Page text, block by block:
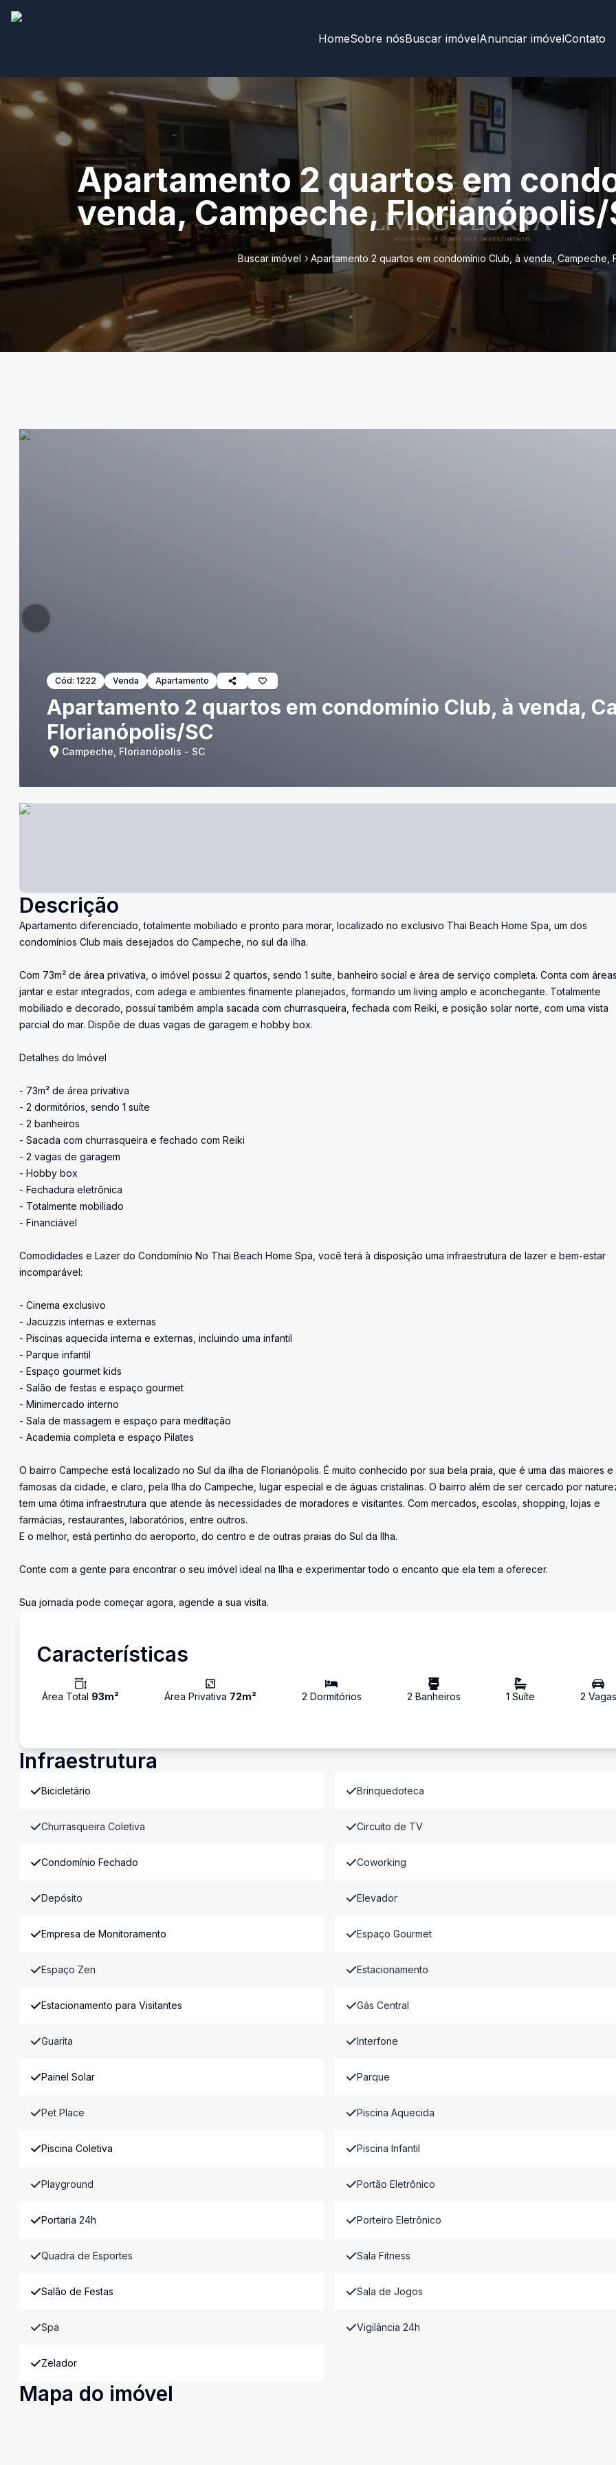
HomeSobre nósBuscar imóvelAnunciar imóvelContato
Apartamento 2 quartos em
venda, Campeche, Florianópolis/
Buscar imóvel Apartamento 2 quartos em condomínio Club, à venda, Campeche,
Cód: 1222 Venda Apartamento
Apartamento 2 quartos em condomínio Club, à venda,
Florianópolis/SC
Campeche, Florianópolis - SC
Descrição
Apartamento diferenciado, totalmente mobiliado e pronto para morar, localizado no exclusivo Thai Beach Home Spa, um dos
condomínios Club mais desejados do Campeche, no sul da ilha.
Com 73m² de área privativa, o imóvel possui 2 quartos, sendo 1 suíte, banheiro social e área de serviço completa. Conta com
jantar e estar integrados, com adega e ambientes finamente planejados, formando um living amplo e aconchegante. Totalmente
mobiliado e decorado, possui também ampla sacada com churrasqueira, fechada com Reiki, e posição solar norte, com uma vista
parcial do mar. Dispõe de duas vagas de garagem e hobby box.
Detalhes do Imóvel
- 73m² de área privativa
- 2 dormitórios, sendo 1 suíte
- 2 banheiros
- Sacada com churrasqueira e fechado com Reiki
- 2 vagas de garagem
- Hobby box
- Fechadura eletrônica
- Totalmente mobiliado
- Financiável
Comodidades e Lazer do Condomínio No Thai Beach Home Spa, você terá à disposição uma infraestrutura de lazer e bem-estar
incomparável:
- Cinema exclusivo
- Jacuzzis internas e externas
- Piscinas aquecida interna e externas, incluindo uma infantil
- Parque infantil
- Espaço gourmet kids
- Salão de festas e espaço gourmet
- Minimercado interno
- Sala de massagem e espaço para meditação
- Academia completa e espaço Pilates
O bairro Campeche está localizado no Sul da ilha de Florianópolis. É muito conhecido por sua bela praia, que é uma das maiores e
famosas da cidade, e claro, pela Ilha do Campeche, lugar especial e de águas cristalinas. O bairro além de ser cercado por
tem uma ótima infraestrutura que atende às necessidades de moradores e visitantes. Com mercados, escolas, shopping, lojas e
farmácias, restaurantes, laboratórios, entre outros.
E o melhor, está pertinho do aeroporto, do centro e de outras praias do Sul da Ilha.
Conte com a gente para encontrar o seu imóvel ideal na Ilha e experimentar todo o encanto que ela tem a oferecer.
Sua jornada pode começar agora, agende a sua visita.
Características
Área Total 93m² Área Privativa 72m² 2 Dormitórios 2 Banheiros 1 Suíte 2 Vagas
Infraestrutura
Bicicletário Brinquedoteca
Churrasqueira Coletiva Circuito de TV
Condomínio Fechado Coworking
Depósito Elevador
Empresa de Monitoramento Espaço Gourmet
Espaço Zen Estacionamento
Estacionamento para Visitantes Gás Central
Guarita Interfone
Painel Solar Parque
Pet Place Piscina Aquecida
Piscina Coletiva Piscina Infantil
Playground Portão Eletrônico
Portaria 24h Porteiro Eletrônico
Quadra de Esportes Sala Fitness
Salão de Festas Sala de Jogos
Spa Vigilância 24h
Zelador
Mapa do imóvel